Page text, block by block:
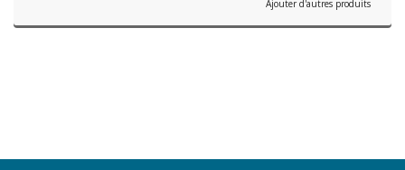
Ajouter d'autres produits